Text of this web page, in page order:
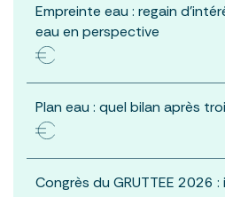
Empreinte eau : regain
eau en perspective
Plan eau : quel bilan après
Congrès du GRUTTEE 2026